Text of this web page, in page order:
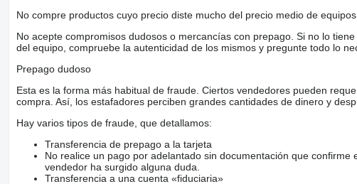
No compre productos cuyo precio diste mucho del precio medio de equipos
No acepte compromisos dudosos o mercancías con prepago. Si no lo
del equipo, compruebe la autenticidad de los mismos y pregunte todo lo
Prepago dudoso
Esta es la forma más habitual de fraude. Ciertos vendedores pueden
compra. Así, los estafadores perciben grandes cantidades de dinero y
Hay varios tipos de fraude, que detallamos:
Transferencia de prepago a la tarjeta
No realice un pago por adelantado sin documentación que
vendedor ha surgido alguna duda.
Transferencia a una cuenta «fiduciaria»